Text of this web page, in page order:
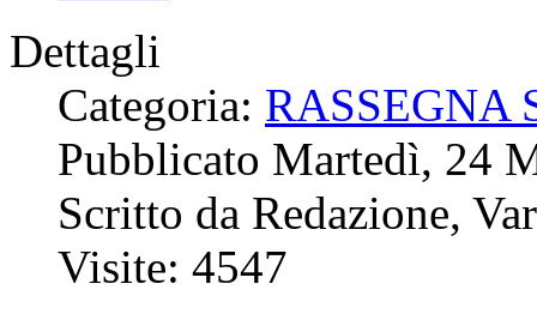
Dettagli
Categoria: RASSEGNA
Pubblicato Martedì, 24
Scritto da Redazione,
Visite: 4547